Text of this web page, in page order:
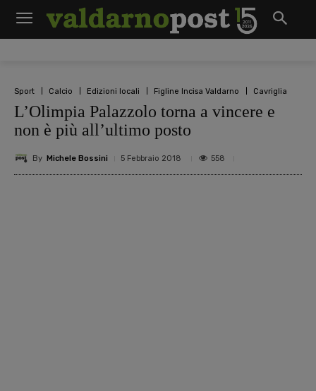
Sport Calcio Edizioni locali Figline Incisa Valdarno Cavriglia
L’Olimpia Palazzolo torna a vincere e
non è più all’ultimo posto
By Michele Bossini 5 Febbraio 2018 558